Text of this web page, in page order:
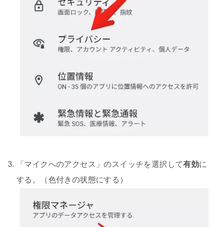
「マイクへのアクセス」のスイッチを選択して有効に
する。（色付きの状態にする）